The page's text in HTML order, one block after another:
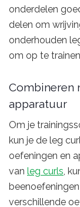
onderdelen
delen om
onderhouden
om op te
Combineren
apparatuur
Om je
kun je de leg
oefeningen en
van leg curls,
verschillende